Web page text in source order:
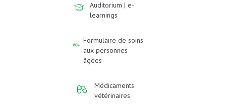
Auditorium | e-
learnings
Formulaire de soins
aux personnes
âgées
Médicaments
vétérinaires